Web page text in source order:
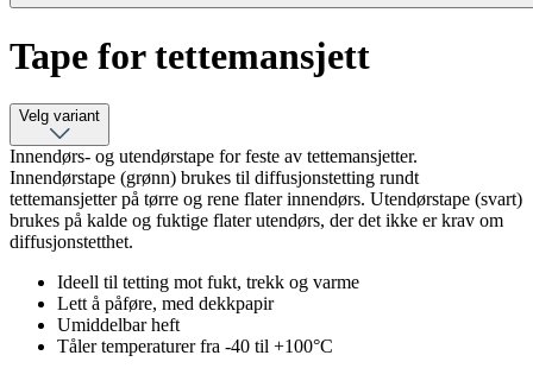
Tape for tettemansjett
Velg variant
Innendørs- og utendørstape for feste av tettemansjetter.
Innendørstape (grønn) brukes til diffusjonstetting rundt
tettemansjetter på tørre og rene flater innendørs. Utendørstape (svart)
brukes på kalde og fuktige flater utendørs, der det ikke er krav om
diffusjonstetthet.
Ideell til tetting mot fukt, trekk og varme
Lett å påføre, med dekkpapir
Umiddelbar heft
Tåler temperaturer fra -40 til +100°C